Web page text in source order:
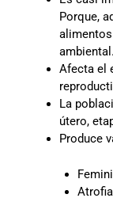
Porque,
ambiental.
Afecta el
La
útero,
Produce